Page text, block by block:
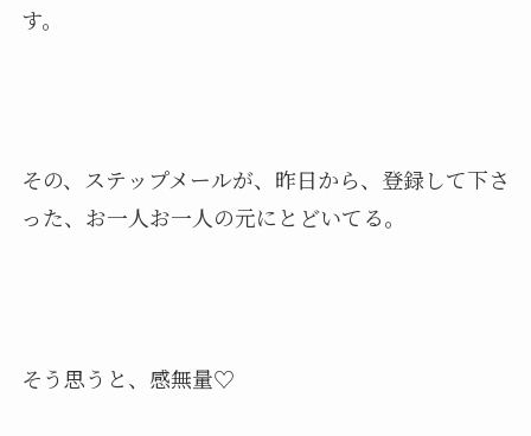
す。
その、ステップメールが、昨日から、登録して下さ
った、お一人お一人の元にとどいてる。
そう思うと、感無量♡